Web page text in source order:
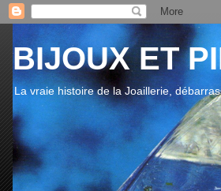
BIJOUX ET
La vraie histoire de la Joaillerie,